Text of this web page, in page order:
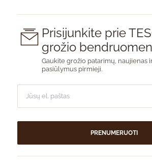
Prisijunkite prie
grožio
Gaukite grožio patarimų, naujienas
pasiūlymus pirmieji.
PRENUMERUOTI